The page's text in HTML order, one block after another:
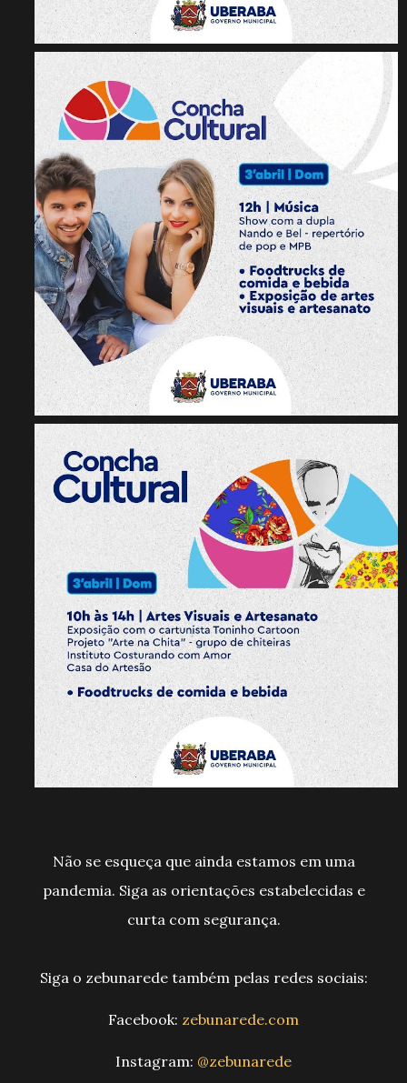
Não se esqueça que ainda estamos em uma
pandemia. Siga as orientações estabelecidas e
curta com segurança.
Siga o zebunarede também pelas redes sociais:
Facebook: zebunarede.com
Instagram: @zebunarede